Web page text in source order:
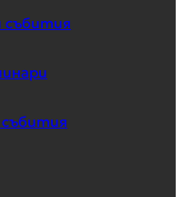
събития
събития